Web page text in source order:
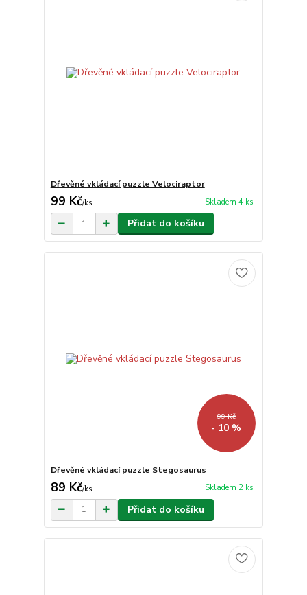
Dřevěné vkládací puzzle Velociraptor
99 Kč/ks Skladem 4 ks
Přidat do košíku
99 Kč
- 10 %
Dřevěné vkládací puzzle Stegosaurus
89 Kč/ks Skladem 2 ks
Přidat do košíku